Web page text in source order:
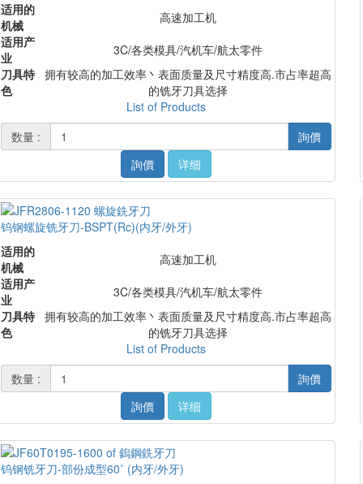
适用的
机械
高速加工机
适用产
业
3C/各类模具/汽机车/航太零件
刀具特
色
拥有较高的加工效率丶表面质量及尺寸精度高.市占率超高
的铣牙刀具选择
List of Products
数量 :
詢價
詢價
详细
钨钢螺旋铣牙刀-BSPT(Rc)(内牙/外牙)
适用的
机械
高速加工机
适用产
业
3C/各类模具/汽机车/航太零件
刀具特
色
拥有较高的加工效率丶表面质量及尺寸精度高.市占率超高
的铣牙刀具选择
List of Products
数量 :
詢價
詢價
详细
钨钢铣牙刀-部份成型60˚ (内牙/外牙)